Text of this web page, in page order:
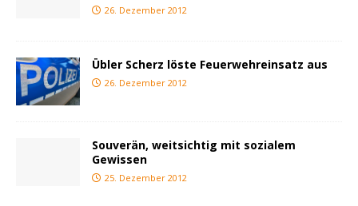
26. Dezember 2012
Übler Scherz löste Feuerwehreinsatz aus
26. Dezember 2012
Souverän, weitsichtig mit sozialem
Gewissen
25. Dezember 2012